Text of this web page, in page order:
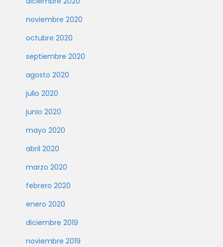
noviembre 2020
octubre 2020
septiembre 2020
agosto 2020
julio 2020
junio 2020
mayo 2020
abril 2020
marzo 2020
febrero 2020
enero 2020
diciembre 2019
noviembre 2019